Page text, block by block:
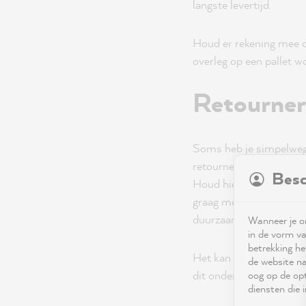
langste levertijd.
Houd er rekening
overleg op een pallet
Soms heb je
retourneren? Neem
Houd hiervoor je
graag met je. Houd er
Het kan weleens
dit onder andere
Wanneer je
in de vorm
betrekking
de website
oog op de
diensten die